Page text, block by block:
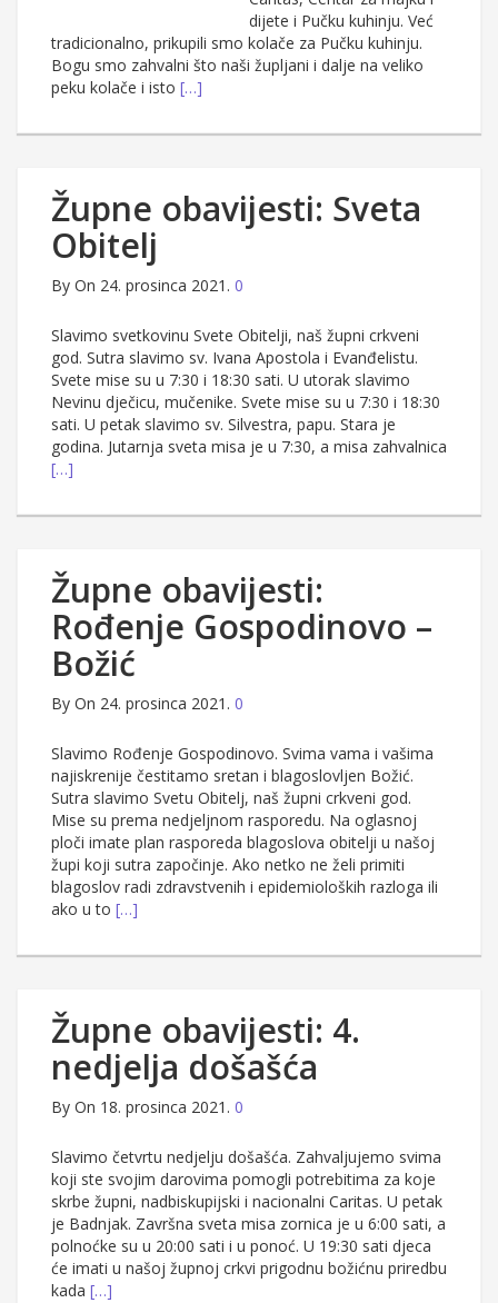
dijete i Pučku kuhinju. Već
tradicionalno, prikupili smo kolače za Pučku kuhinju.
Bogu smo zahvalni što naši župljani i dalje na veliko
peku kolače i isto […]
Župne obavijesti: Sveta
Obitelj
By On 24. prosinca 2021. 0
Slavimo svetkovinu Svete Obitelji, naš župni crkveni
god. Sutra slavimo sv. Ivana Apostola i Evanđelistu.
Svete mise su u 7:30 i 18:30 sati. U utorak slavimo
Nevinu dječicu, mučenike. Svete mise su u 7:30 i 18:30
sati. U petak slavimo sv. Silvestra, papu. Stara je
godina. Jutarnja sveta misa je u 7:30, a misa zahvalnica
[…]
Župne obavijesti:
Rođenje Gospodinovo –
Božić
By On 24. prosinca 2021. 0
Slavimo Rođenje Gospodinovo. Svima vama i vašima
najiskrenije čestitamo sretan i blagoslovljen Božić.
Sutra slavimo Svetu Obitelj, naš župni crkveni god.
Mise su prema nedjeljnom rasporedu. Na oglasnoj
ploči imate plan rasporeda blagoslova obitelji u našoj
župi koji sutra započinje. Ako netko ne želi primiti
blagoslov radi zdravstvenih i epidemioloških razloga ili
ako u to […]
Župne obavijesti: 4.
nedjelja došašća
By On 18. prosinca 2021. 0
Slavimo četvrtu nedjelju došašća. Zahvaljujemo svima
koji ste svojim darovima pomogli potrebitima za koje
skrbe župni, nadbiskupijski i nacionalni Caritas. U petak
je Badnjak. Završna sveta misa zornica je u 6:00 sati, a
polnoćke su u 20:00 sati i u ponoć. U 19:30 sati djeca
će imati u našoj župnoj crkvi prigodnu božićnu priredbu
kada […]